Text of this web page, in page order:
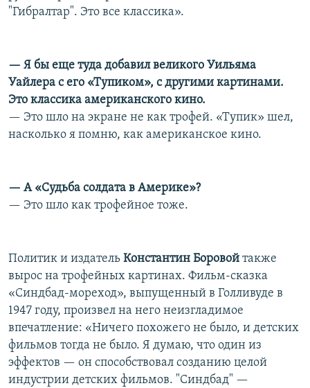
"Гибралтар". Это все классика».
— Я бы еще туда добавил великого Уильяма
Уайлера с его «Тупиком», с другими картинами.
Это классика американского кино.
— Это шло на экране не как трофей. «Тупик» шел,
насколько я помню, как американское кино.
— А «Судьба солдата в Америке»?
— Это шло как трофейное тоже.
Политик и издатель Константин Боровой также
вырос на трофейных картинах. Фильм-сказка
«Синдбад-мореход», выпущенный в Голливуде в
1947 году, произвел на него неизгладимое
впечатление: «Ничего похожего не было, и детских
фильмов тогда не было. Я думаю, что один из
эффектов — он способствовал созданию целой
индустрии детских фильмов. "Синдбад" —